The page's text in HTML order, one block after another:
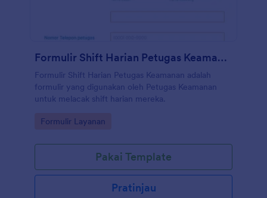
Formulir Shift Harian Petugas Keamanan
Formulir Shift Harian Petugas Keamanan adalah
formulir yang digunakan oleh Petugas Keamanan
untuk melacak shift harian mereka.
Go to Category:
Formulir Layanan
Pakai Template
Pratinjau